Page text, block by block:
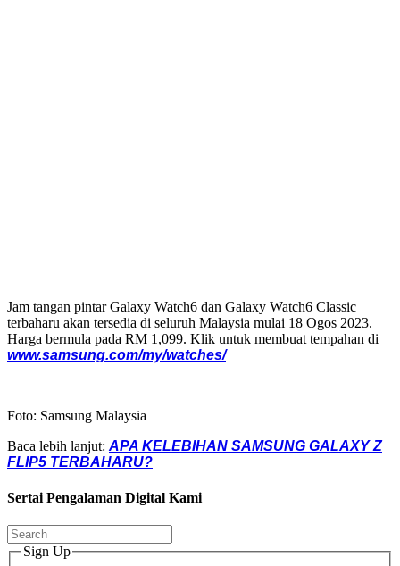
Jam tangan pintar Galaxy Watch6 dan Galaxy Watch6 Classic
terbaharu akan tersedia di seluruh Malaysia mulai 18 Ogos 2023.
Harga bermula pada RM 1,099. Klik untuk membuat tempahan di
www.samsung.com/my/watches/
Foto: Samsung Malaysia
Baca lebih lanjut: APA KELEBIHAN SAMSUNG GALAXY Z
FLIP5 TERBAHARU?
Sertai Pengalaman Digital Kami
Sign Up